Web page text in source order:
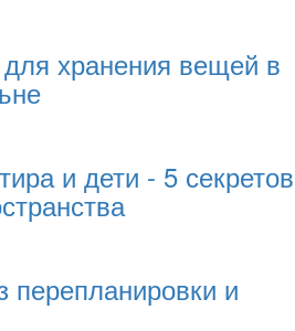
хранения вещей в
и дети - 5 секретов
перепланировки и